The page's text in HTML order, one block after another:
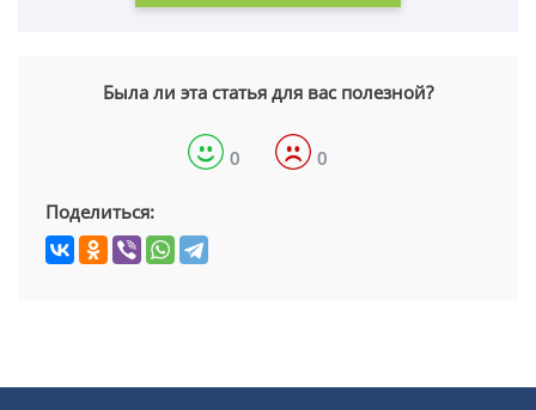
Была ли эта статья для вас полезной?
0 0
Поделиться: